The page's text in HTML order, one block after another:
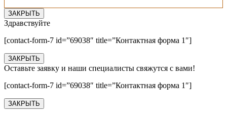
ЗАКРЫТЬ
Здравствуйте
[contact-form-7 id=”69038″ title=”Контактная форма 1″]
ЗАКРЫТЬ
Оставьте заявку и наши специалисты свяжутся с вами!
[contact-form-7 id=”69038″ title=”Контактная форма 1″]
ЗАКРЫТЬ